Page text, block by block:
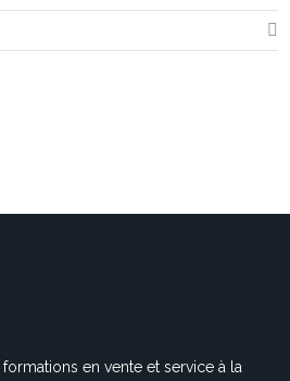
en vente et service à la